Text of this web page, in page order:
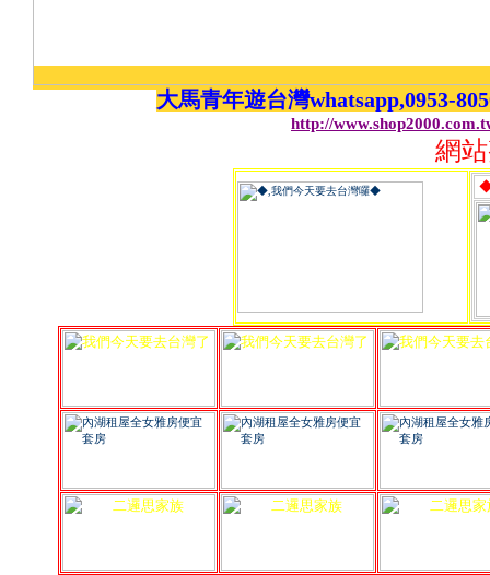
大馬青年遊台灣whatsapp,0953-
http://
網
◆